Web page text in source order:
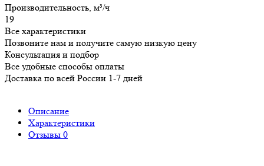
Производительность, м³/ч
19
Все характеристики
Позвоните нам и получите самую низкую цену
Консультация и подбор
Все удобные способы оплаты
Доставка по всей России 1-7 дней
Описание
Характеристики
Отзывы 0